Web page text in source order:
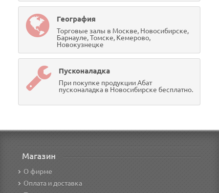
География
Торговые залы в Москве, Новосибирске,
Барнауле, Томске, Кемерово,
Новокузнецке
Пусконаладка
При покупке продукции Абат
пусконаладка в Новосибирске бесплатно.
Магазин
О фирме
Оплата и доставка